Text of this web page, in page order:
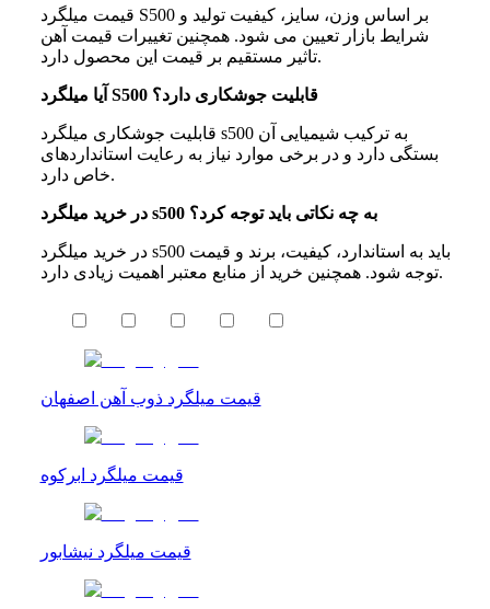
قیمت میلگرد S500 بر اساس وزن، سایز، کیفیت تولید و
شرایط بازار تعیین می شود. همچنین تغییرات قیمت آهن
تاثیر مستقیم بر قیمت این محصول دارد.
آیا میلگرد S500 قابلیت جوشکاری دارد؟
قابلیت جوشکاری میلگرد s500 به ترکیب شیمیایی آن
بستگی دارد و در برخی موارد نیاز به رعایت استانداردهای
خاص دارد.
در خرید میلگرد s500 به چه نکاتی باید توجه کرد؟
در خرید میلگرد s500 باید به استاندارد، کیفیت، برند و قیمت
توجه شود. همچنین خرید از منابع معتبر اهمیت زیادی دارد.
قیمت میلگرد ذوب آهن اصفهان
قیمت میلگرد ابرکوه
قیمت میلگرد نیشابور